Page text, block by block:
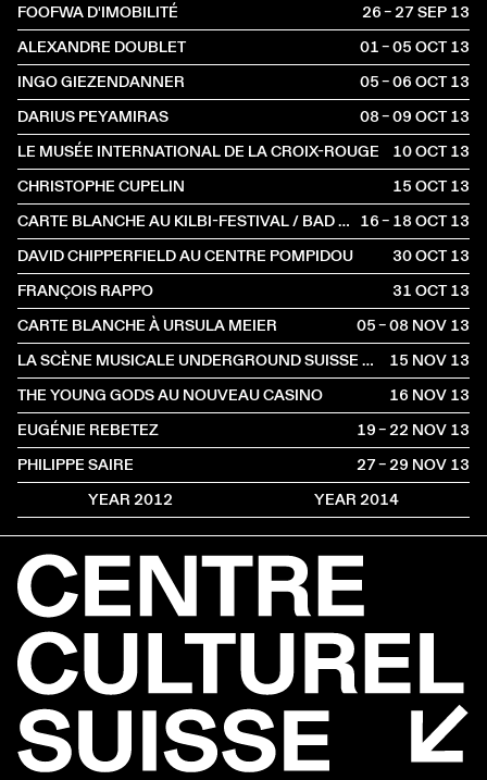
FOOFWA D'IMOBILITÉ
26 – 27 SEP2013
ALEXANDRE DOUBLET
01 – 05 OCT2013
INGO GIEZENDANNER
05 – 06 OCT2013
DARIUS PEYAMIRAS
08 – 09 OCT2013
LE MUSÉE INTERNATIONAL DE LA CROIX-ROUGE
10 OCT2013
CHRISTOPHE CUPELIN
15 OCT2013
CARTE BLANCHE AU KILBI-FESTIVAL / BAD BONN 16 – 18 OCT2013
DAVID CHIPPERFIELD AU CENTRE POMPIDOU
30 OCT2013
FRANÇOIS RAPPO
31 OCT2013
CARTE BLANCHE À URSULA MEIER
05 – 08 NOV2013
LA SCÈNE MUSICALE UNDERGROUND SUISSE 80'S
15 NOV2013
THE YOUNG GODS AU NOUVEAU CASINO
16 NOV2013
EUGÉNIE REBETEZ
19 – 22 NOV2013
PHILIPPE SAIRE
27 – 29 NOV2013
YEAR 2012
YEAR 2014